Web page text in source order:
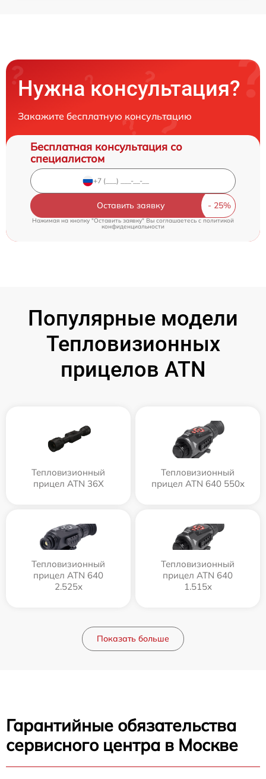
Нужна консультация?
Закажите бесплатную консультацию
Бесплатная консультация со
специалистом
Оставить заявку
Нажимая на кнопку "Оставить заявку" Вы соглашаетесь cполитикой
конфиденциальности
Популярные модели
Тепловизионных
прицелов ATN
Тепловизионный
прицел ATN 36X
Тепловизионный
прицел ATN 640 550x
Тепловизионный
прицел ATN 640
2.525x
Тепловизионный
прицел ATN 640
1.515x
Показать больше
Гарантийные обязательства
сервисного центра в Москве